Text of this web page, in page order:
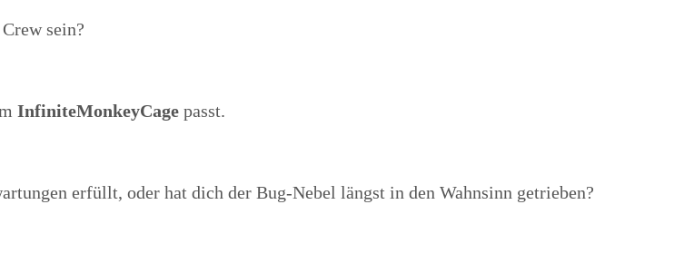
sein?
InfiniteMonkeyCage passt.
erfüllt, oder hat dich der Bug-Nebel längst in den Wahnsinn getrieben?